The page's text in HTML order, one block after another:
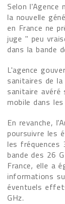
Selon l'Agence
la nouvelle
en France ne
juge " peu
dans la bande
L'agence
sanitaires de
sanitaire avéré
mobile dans
En revanche,
poursuivre les
les fréquences
bande des 26
France, elle a
informations
éventuels
GHz.